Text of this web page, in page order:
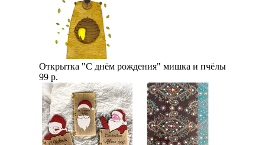
Открытка "С днём рождения" мишка и пчёлы
99 р.